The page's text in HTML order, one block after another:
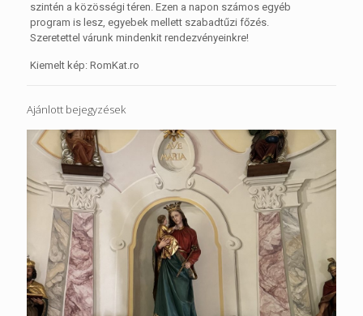
szintén a közösségi téren. Ezen a napon számos egyéb
program is lesz, egyebek mellett szabadtűzi főzés.
Szeretettel várunk mindenkit rendezvényeinkre!
Kiemelt kép: RomKat.ro
Ajánlott bejegyzések